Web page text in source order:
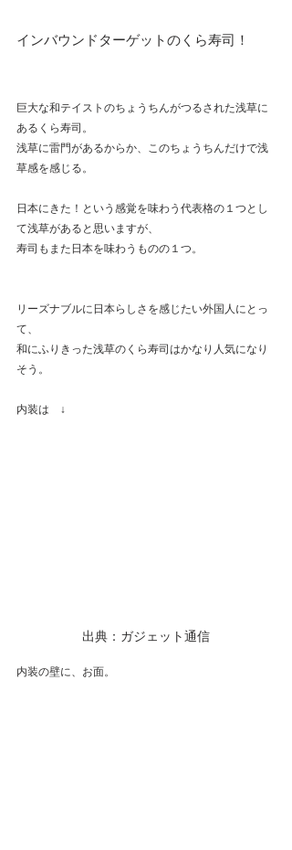
インバウンドターゲットのくら寿司！
巨大な和テイストのちょうちんがつるされた浅草に
あるくら寿司。
浅草に雷門があるからか、このちょうちんだけで浅
草感を感じる。
日本にきた！という感覚を味わう代表格の１つとし
て浅草があると思いますが、
寿司もまた日本を味わうものの１つ。
リーズナブルに日本らしさを感じたい外国人にとっ
て、
和にふりきった浅草のくら寿司はかなり人気になり
そう。
内装は　↓
出典：ガジェット通信
内装の壁に、お面。